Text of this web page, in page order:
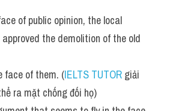
of public opinion, the local
the demolition of the old
face of them. (IELTS TUTOR giải
ra mặt chống đối họ)